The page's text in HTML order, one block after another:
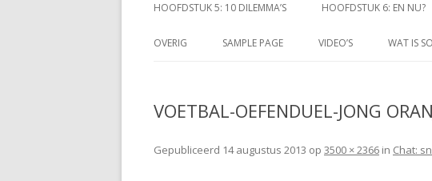
HOOFDSTUK 5: 10 DILEMMA’S HOOFDSTUK 6: EN NU?
OVERIG SAMPLE PAGE VIDEO’S WAT IS
VOETBAL-OEFENDUEL-JONG
Gepubliceerd 14 augustus 2013 op 3500 × 2366 in Chat: